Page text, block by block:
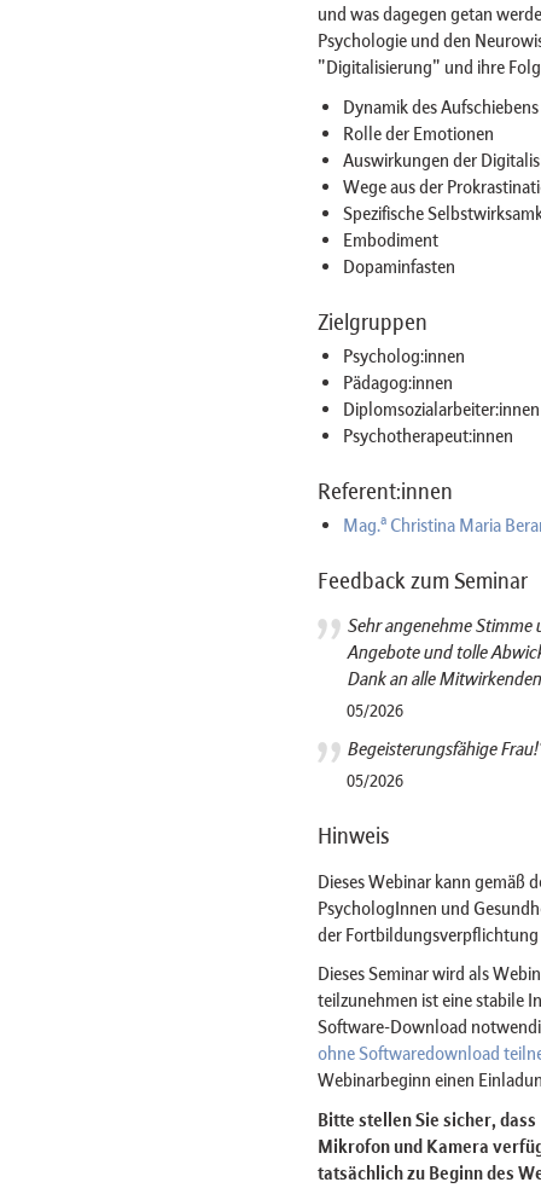
und was dagegen getan
Psychologie und den
"Digitalisierung" und ihre
Dynamik des Aufschiebens
Rolle der Emotionen
Auswirkungen der
Wege aus der
Spezifische
Embodiment
Dopaminfasten
Zielgruppen
Psycholog:innen
Pädagog:innen
Diplomsozialarbeiter:innen
Psychotherapeut:innen
Referent:innen
Mag. aChristina Maria
Feedback zum Seminar
Sehr angenehme Stimme
Angebote und tolle
Dank an alle
05/2026
Begeisterungsfähige
05/2026
Hinweis
Dieses Webinar kann gemäß
PsychologInnen und
der
Dieses Seminar wird als
teilzunehmen ist eine stabile
Software-Download
ohne Softwaredownload
Webinarbeginn einen
Bitte stellen Sie sicher,
Mikrofon und Kamera
tatsächlich zu Beginn des